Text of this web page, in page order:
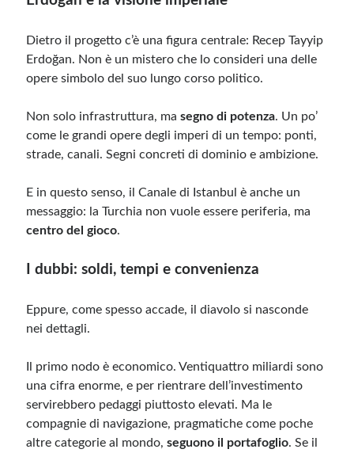
Dietro il progetto c’è una figura centrale: Recep Tayyip
Erdoğan. Non è un mistero che lo consideri una delle
opere simbolo del suo lungo corso politico.
Non solo infrastruttura, masegno di potenza. Un po’
come le grandi opere degli imperi di un tempo: ponti,
strade, canali. Segni concreti di dominio e ambizione.
E in questo senso, il Canale di Istanbul è anche un
messaggio: la Turchia non vuole essere periferia, ma
centro del gioco.
I dubbi: soldi, tempi e convenienza
Eppure, come spesso accade, il diavolo si nasconde
nei dettagli.
Il primo nodo è economico. Ventiquattro miliardi sono
una cifra enorme, e per rientrare dell’investimento
servirebbero pedaggi piuttosto elevati. Ma le
compagnie di navigazione, pragmatiche come poche
altre categorie al mondo,seguono il portafoglio. Se il